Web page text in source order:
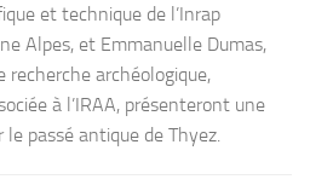
et technique de l’Inrap
Alpes, et Emmanuelle Dumas,
recherche archéologique,
à l’IRAA, présenteront une
le passé antique de Thyez.